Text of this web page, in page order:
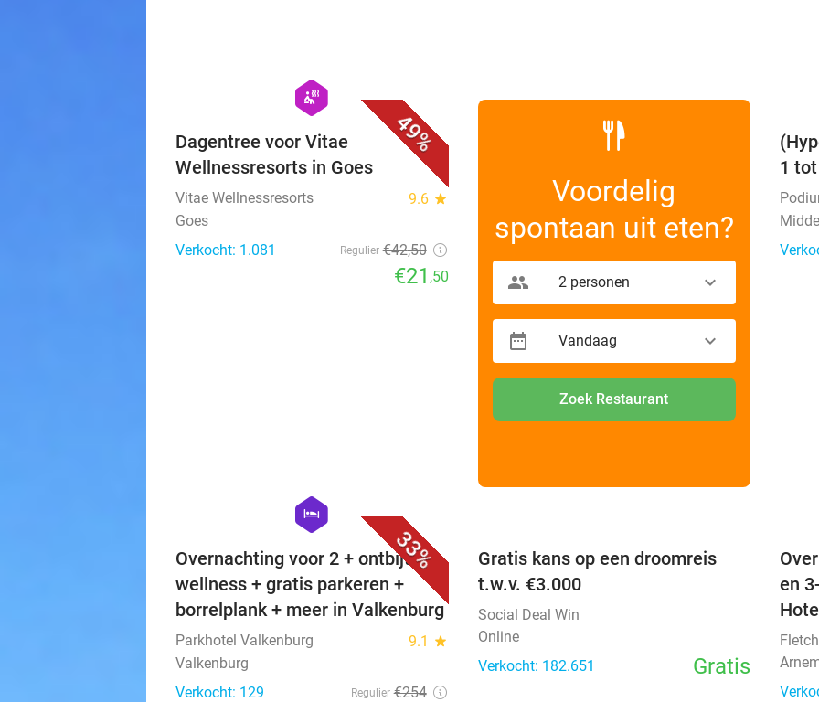
49%
hexagon
wellness
Dagentree voor Vitae
Wellnessresorts in Goes
Vitae Wellnessresorts 9.6 star
Goes
Verkocht: 1.081
Regulier €42,50
€21 ,50
Voordelig
spontaan uit eten?
2 personen
Vandaag
Zoek Restaurant
1
33%
hexagon
hotel
Overnachting voor 2 + ontbijt +
wellness + gratis parkeren +
borrelplank + meer in Valkenburg
Parkhotel Valkenburg 9.1 star
Valkenburg
Verkocht: 129
Regulier €254
favorite_border
Gratis kans op een droomreis
t.w.v. €3.000
Social Deal Win
Online
Verkocht: 182.651
Gratis
en